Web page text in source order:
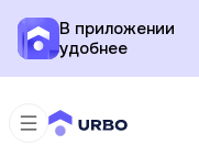
В приложении
удобнее